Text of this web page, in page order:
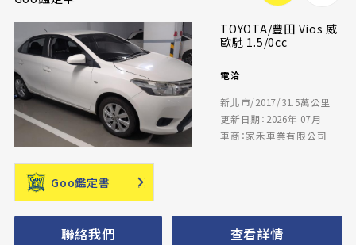
TOYOTA/豐田 Vios 威
歐馳 1.5/0cc
電洽
新北市/2017/31.5萬公里
更新日期：2026年 07月
車商：家禾車業有限公司
Goo鑑定書
聯絡我們 查看詳情